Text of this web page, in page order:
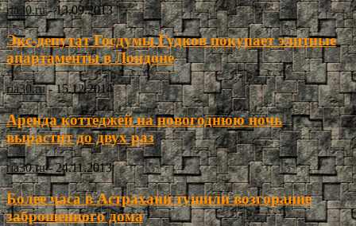
ria30.ru - 13.09.2013
Экс-депутат Госдумы Гудков покупает элитные
апартаменты в Лондоне
ria30.ru - 15.12.2014
Аренда коттеджей на новогоднюю ночь
вырастит до двух раз
ria30.ru - 24.11.2013
Более часа в Астрахани тушили возгорание
заброшенного дома